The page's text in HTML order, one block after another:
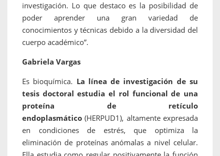
investigación. Lo que destaco es la posibilidad de
poder aprender una gran variedad de
conocimientos y técnicas debido a la diversidad del
cuerpo académico”.
Gabriela Vargas
Es bioquímica. La línea de investigación de su
tesis doctoral estudia el rol funcional de una
proteína de retículo
endoplasmático (HERPUD1), altamente expresada
en condiciones de estrés, que optimiza la
eliminación de proteínas anómalas a nivel celular.